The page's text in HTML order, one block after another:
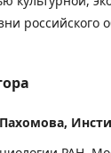
российского